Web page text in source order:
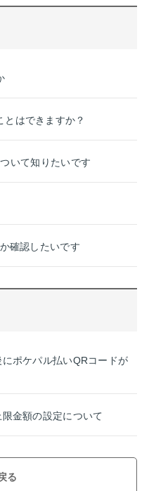
はできますか？
いて知りたいです
確認したいです
にポケパル払いQRコードが
限金額の設定について
る